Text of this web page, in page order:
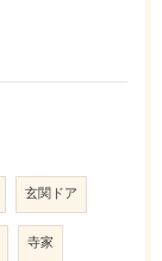
玄関ドア
寺家